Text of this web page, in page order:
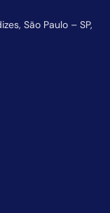
São Paulo – SP,